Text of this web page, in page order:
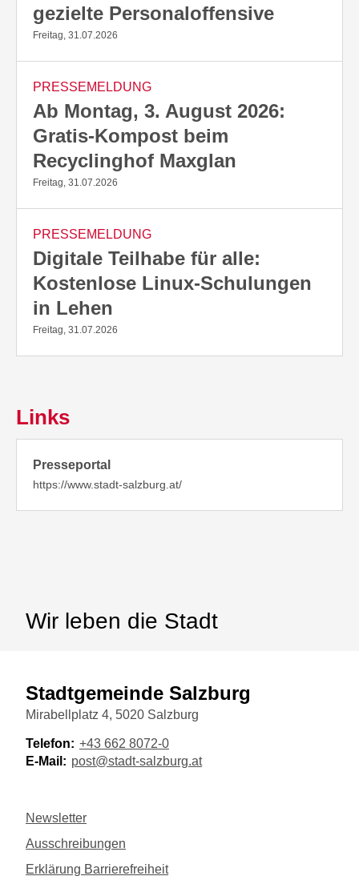
gezielte Personaloffensive
Freitag, 31.07.2026
PRESSEMELDUNG
Ab Montag, 3. August 2026:
Gratis-Kompost beim
Recyclinghof Maxglan
Freitag, 31.07.2026
PRESSEMELDUNG
Digitale Teilhabe für alle:
Kostenlose Linux-Schulungen
in Lehen
Freitag, 31.07.2026
Links
Presseportal
https://www.stadt-salzburg.at/
Wir leben die Stadt
Stadtgemeinde Salzburg
Mirabellplatz 4, 5020 Salzburg
Telefon: +43 662 8072-0
E-Mail: post@stadt-salzburg.at
Newsletter
Ausschreibungen
Erklärung Barrierefreiheit